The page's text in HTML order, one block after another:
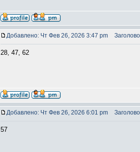
Добавлено: Чт Фев 26, 2026 3:47 pm
28, 47, 62
Добавлено: Чт Фев 26, 2026 6:01 pm
57